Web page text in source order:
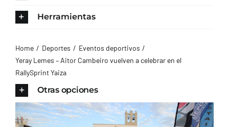
AYUNTAMIENTO
TURISMO
Herramientas
Home Deportes
Eventos deportivos
Yeray Lemes – Aitor Cambeiro vuelven a celebrar en el
RallySprint Yaiza
Otras opciones